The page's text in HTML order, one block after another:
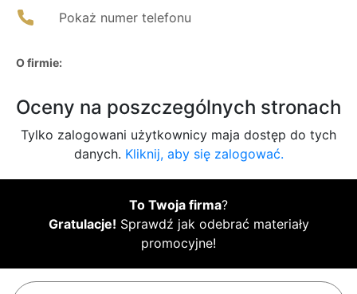
Pokaż numer telefonu
O firmie:
Oceny na poszczególnych stronach
Tylko zalogowani użytkownicy maja dostęp do tych
danych. Kliknij, aby się zalogować.
To Twoja firma?
Gratulacje! Sprawdź jak odebrać materiały
promocyjne!